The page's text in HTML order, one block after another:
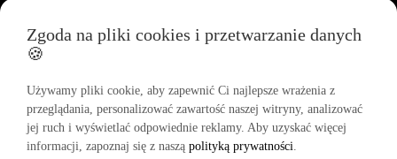
Informacje
Regulamin
Polityka zwrotów
Polityka cookies
Polityka prywatności
Regulamin Akcji Promocyjnej „-15% na pierwszy zakup”
Zgoda na pliki cookies i przetwarzanie danych
🍪
Używamy pliki cookie, aby zapewnić Ci najlepsze wrażenia z
przeglądania, personalizować zawartość naszej witryny, analizować
jej ruch i wyświetlać odpowiednie reklamy. Aby uzyskać więcej
informacji, zapoznaj się z naszą polityką prywatności.